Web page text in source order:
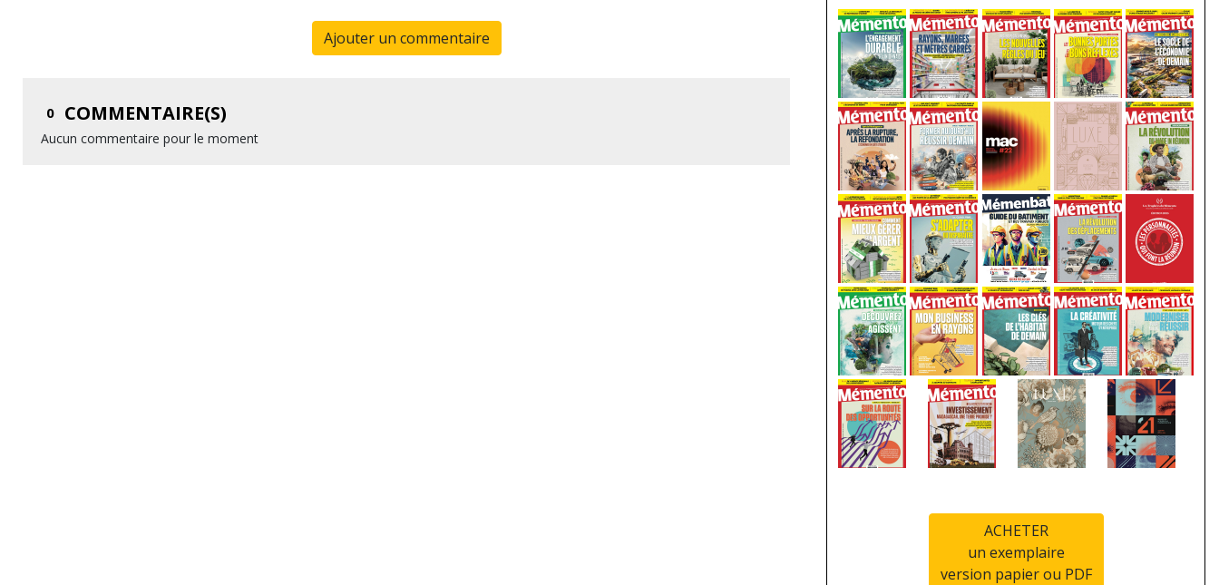
Ajouter un commentaire
0 COMMENTAIRE(S)
Aucun commentaire pour le moment
ACHETER
un exemplaire
version papier ou PDF